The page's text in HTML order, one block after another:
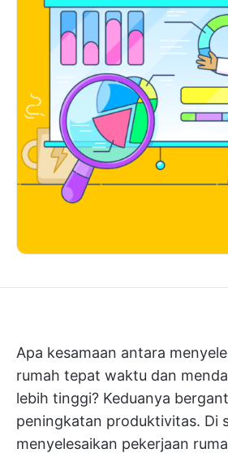
Apa kesamaan antara
rumah tepat waktu dan
lebih tinggi? Keduanya
peningkatan produktivitas. Di
menyelesaikan pekerjaan